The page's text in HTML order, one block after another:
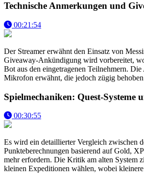
Technische Anmerkungen und
00:21:54
Der Streamer erwähnt den Einsatz von
Giveaway-Ankündigung wird vorbereitet,
Bot aus den eingetragenen Teilnehmern.
Mikrofon erwähnt, die jedoch zügig
Spielmechaniken: Quest-Systeme
00:30:55
Es wird ein detaillierter Vergleich zwischen
Punkteberechnungen basierend auf Gold,
mehr erfordern. Die Kritik am alten System
kleinen Expeditionen wählen, wobei